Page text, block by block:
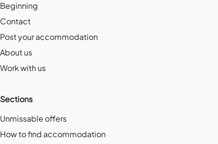
Beginning
Contact
Post your accommodation
About us
Work with us
Sections
Unmissable offers
How to find accommodation